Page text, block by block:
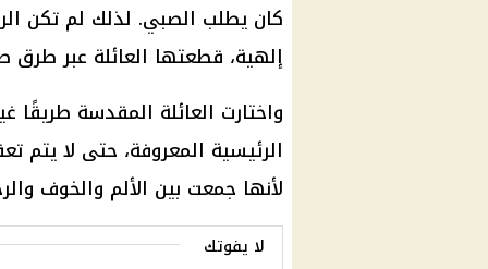
كان يطلب الصبي. لذلك لم تكن
إلهية، قطعتها العائلة عبر
واختارت العائلة المقدسة
الرئيسية المعروفة، حتى لا يتم
لأنها جمعت بين الألم والخوف
لا يفوتك